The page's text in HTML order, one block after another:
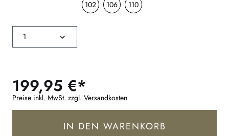
102 106 110
199,95 €*
Preise inkl. MwSt. zzgl. Versandkosten
IN DEN WARENKORB